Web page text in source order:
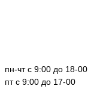
пн-чт с 9:00 до 18-00
пт с 9:00 до 17-00